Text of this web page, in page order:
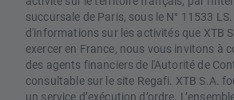
succursale de Paris, sous le N° 11533
d'informations sur les activités que XTB
exercer en France, nous vous invitons à
des agents financiers de l'Autorité de
consultable sur le site Regafi. XTB S.A.
un service d’exécution d’ordre.